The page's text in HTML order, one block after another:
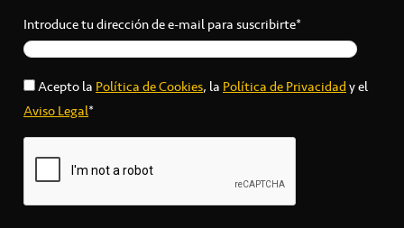
Introduce tu dirección de e-mail para suscribirte*
Acepto laPolítica de Cookies, laPolítica de Privacidady el
Aviso Legal*